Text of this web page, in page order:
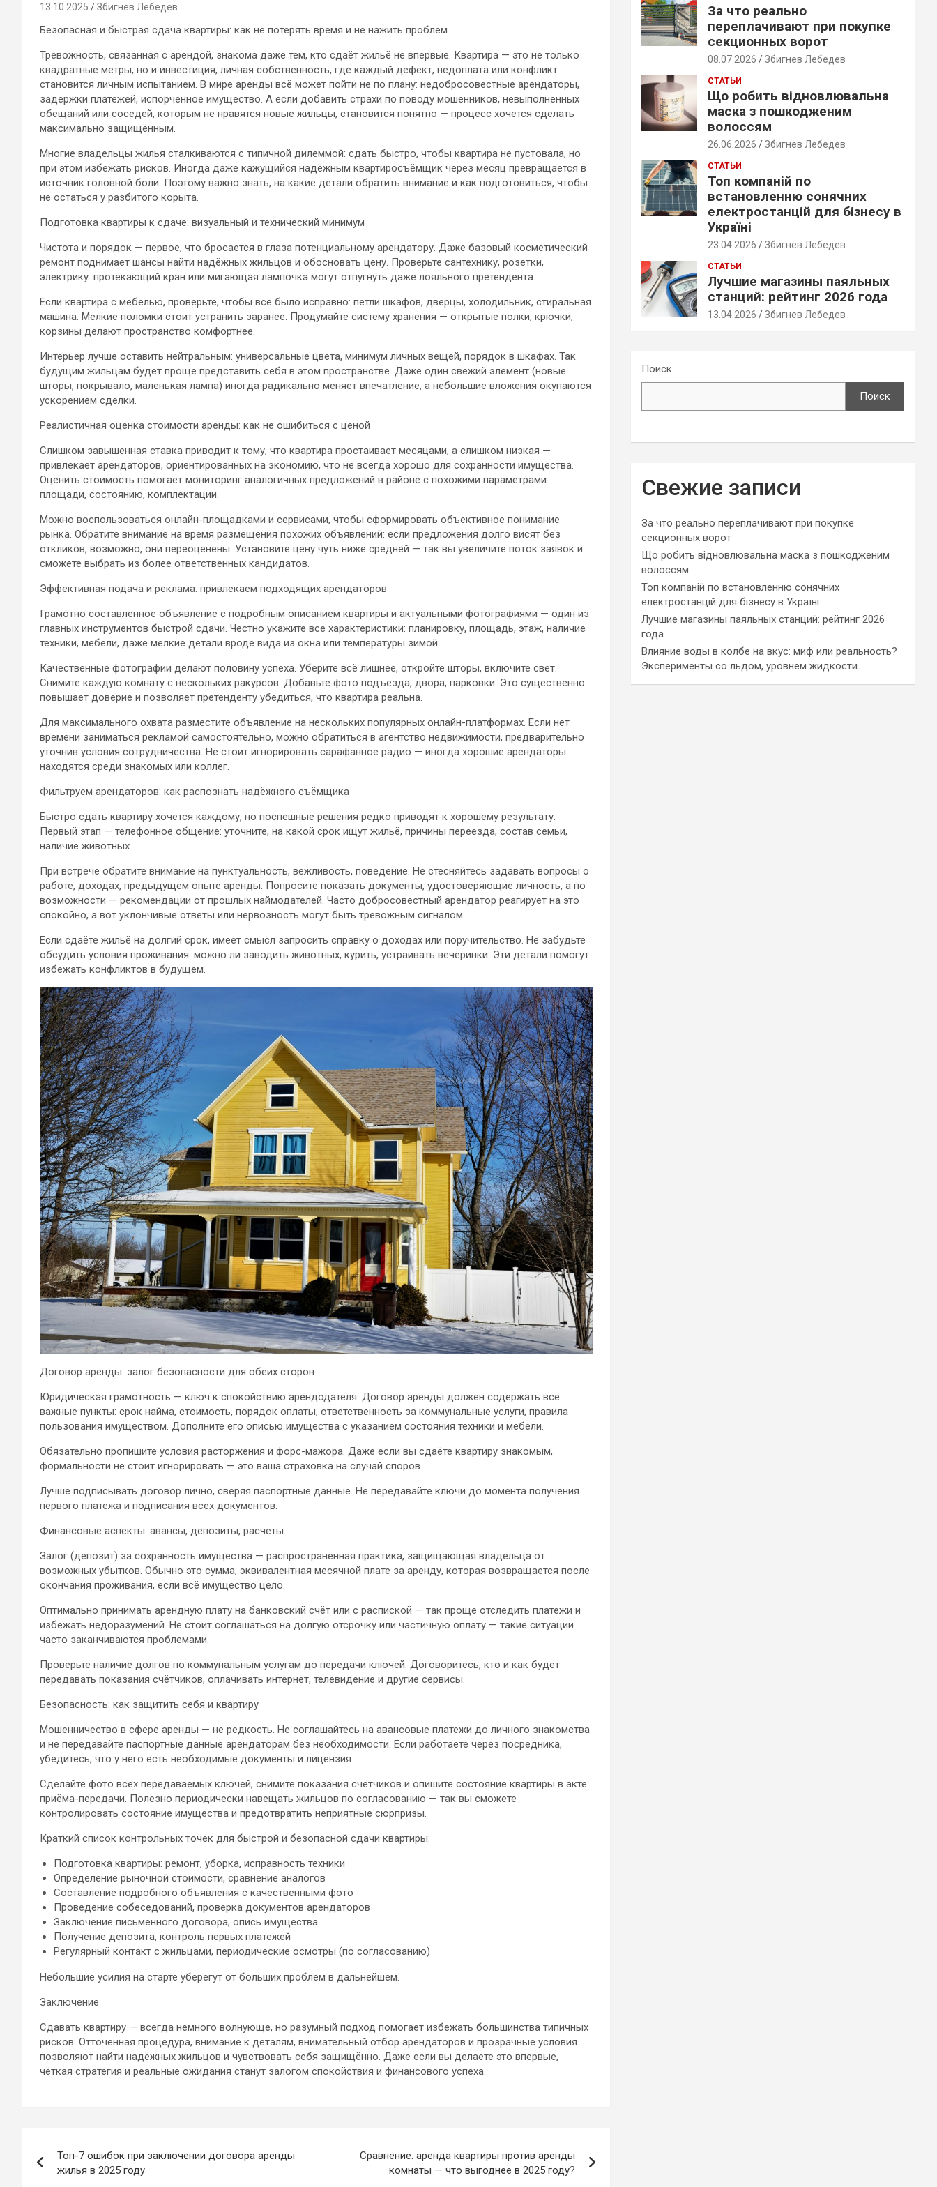
13.10.2025 Збигнев Лебедев
Безопасная и быстрая сдача квартиры: как не потерять время и не нажить проблем
Тревожность, связанная с арендой, знакома даже тем, кто сдаёт жильё не впервые. Квартира — это не только
квадратные метры, но и инвестиция, личная собственность, где каждый дефект, недоплата или конфликт
становится личным испытанием. В мире аренды всё может пойти не по плану: недобросовестные арендаторы,
задержки платежей, испорченное имущество. А если добавить страхи по поводу мошенников, невыполненных
обещаний или соседей, которым не нравятся новые жильцы, становится понятно — процесс хочется сделать
максимально защищённым.
Многие владельцы жилья сталкиваются с типичной дилеммой: сдать быстро, чтобы квартира не пустовала, но
при этом избежать рисков. Иногда даже кажущийся надёжным квартиросъёмщик через месяц превращается в
источник головной боли. Поэтому важно знать, на какие детали обратить внимание и как подготовиться, чтобы
не остаться у разбитого корыта.
Подготовка квартиры к сдаче: визуальный и технический минимум
Чистота и порядок — первое, что бросается в глаза потенциальному арендатору. Даже базовый косметический
ремонт поднимает шансы найти надёжных жильцов и обосновать цену. Проверьте сантехнику, розетки,
электрику: протекающий кран или мигающая лампочка могут отпугнуть даже лояльного претендента.
Если квартира с мебелью, проверьте, чтобы всё было исправно: петли шкафов, дверцы, холодильник, стиральная
машина. Мелкие поломки стоит устранить заранее. Продумайте систему хранения — открытые полки, крючки,
корзины делают пространство комфортнее.
Интерьер лучше оставить нейтральным: универсальные цвета, минимум личных вещей, порядок в шкафах. Так
будущим жильцам будет проще представить себя в этом пространстве. Даже один свежий элемент (новые
шторы, покрывало, маленькая лампа) иногда радикально меняет впечатление, а небольшие вложения окупаются
ускорением сделки.
Реалистичная оценка стоимости аренды: как не ошибиться с ценой
Слишком завышенная ставка приводит к тому, что квартира простаивает месяцами, а слишком низкая —
привлекает арендаторов, ориентированных на экономию, что не всегда хорошо для сохранности имущества.
Оценить стоимость помогает мониторинг аналогичных предложений в районе с похожими параметрами:
площади, состоянию, комплектации.
Можно воспользоваться онлайн-площадками и сервисами, чтобы сформировать объективное понимание
рынка. Обратите внимание на время размещения похожих объявлений: если предложения долго висят без
откликов, возможно, они переоценены. Установите цену чуть ниже средней — так вы увеличите поток заявок и
сможете выбрать из более ответственных кандидатов.
Эффективная подача и реклама: привлекаем подходящих арендаторов
Грамотно составленное объявление с подробным описанием квартиры и актуальными фотографиями — один из
главных инструментов быстрой сдачи. Честно укажите все характеристики: планировку, площадь, этаж, наличие
техники, мебели, даже мелкие детали вроде вида из окна или температуры зимой.
Качественные фотографии делают половину успеха. Уберите всё лишнее, откройте шторы, включите свет.
Снимите каждую комнату с нескольких ракурсов. Добавьте фото подъезда, двора, парковки. Это существенно
повышает доверие и позволяет претенденту убедиться, что квартира реальна.
Для максимального охвата разместите объявление на нескольких популярных онлайн-платформах. Если нет
времени заниматься рекламой самостоятельно, можно обратиться в агентство недвижимости, предварительно
уточнив условия сотрудничества. Не стоит игнорировать сарафанное радио — иногда хорошие арендаторы
находятся среди знакомых или коллег.
Фильтруем арендаторов: как распознать надёжного съёмщика
Быстро сдать квартиру хочется каждому, но поспешные решения редко приводят к хорошему результату.
Первый этап — телефонное общение: уточните, на какой срок ищут жильё, причины переезда, состав семьи,
наличие животных.
При встрече обратите внимание на пунктуальность, вежливость, поведение. Не стесняйтесь задавать вопросы о
работе, доходах, предыдущем опыте аренды. Попросите показать документы, удостоверяющие личность, а по
возможности — рекомендации от прошлых наймодателей. Часто добросовестный арендатор реагирует на это
спокойно, а вот уклончивые ответы или нервозность могут быть тревожным сигналом.
Если сдаёте жильё на долгий срок, имеет смысл запросить справку о доходах или поручительство. Не забудьте
обсудить условия проживания: можно ли заводить животных, курить, устраивать вечеринки. Эти детали помогут
избежать конфликтов в будущем.
Договор аренды: залог безопасности для обеих сторон
Юридическая грамотность — ключ к спокойствию арендодателя. Договор аренды должен содержать все
важные пункты: срок найма, стоимость, порядок оплаты, ответственность за коммунальные услуги, правила
пользования имуществом. Дополните его описью имущества с указанием состояния техники и мебели.
Обязательно пропишите условия расторжения и форс-мажора. Даже если вы сдаёте квартиру знакомым,
формальности не стоит игнорировать — это ваша страховка на случай споров.
Лучше подписывать договор лично, сверяя паспортные данные. Не передавайте ключи до момента получения
первого платежа и подписания всех документов.
Финансовые аспекты: авансы, депозиты, расчёты
Залог (депозит) за сохранность имущества — распространённая практика, защищающая владельца от
возможных убытков. Обычно это сумма, эквивалентная месячной плате за аренду, которая возвращается после
окончания проживания, если всё имущество цело.
Оптимально принимать арендную плату на банковский счёт или с распиской — так проще отследить платежи и
избежать недоразумений. Не стоит соглашаться на долгую отсрочку или частичную оплату — такие ситуации
часто заканчиваются проблемами.
Проверьте наличие долгов по коммунальным услугам до передачи ключей. Договоритесь, кто и как будет
передавать показания счётчиков, оплачивать интернет, телевидение и другие сервисы.
Безопасность: как защитить себя и квартиру
Мошенничество в сфере аренды — не редкость. Не соглашайтесь на авансовые платежи до личного знакомства
и не передавайте паспортные данные арендаторам без необходимости. Если работаете через посредника,
убедитесь, что у него есть необходимые документы и лицензия.
Сделайте фото всех передаваемых ключей, снимите показания счётчиков и опишите состояние квартиры в акте
приёма-передачи. Полезно периодически навещать жильцов по согласованию — так вы сможете
контролировать состояние имущества и предотвратить неприятные сюрпризы.
Краткий список контрольных точек для быстрой и безопасной сдачи квартиры:
Подготовка квартиры: ремонт, уборка, исправность техники
Определение рыночной стоимости, сравнение аналогов
Составление подробного объявления с качественными фото
Проведение собеседований, проверка документов арендаторов
Заключение письменного договора, опись имущества
Получение депозита, контроль первых платежей
Регулярный контакт с жильцами, периодические осмотры (по согласованию)
Небольшие усилия на старте уберегут от больших проблем в дальнейшем.
Заключение
Сдавать квартиру — всегда немного волнующе, но разумный подход помогает избежать большинства типичных
рисков. Отточенная процедура, внимание к деталям, внимательный отбор арендаторов и прозрачные условия
позволяют найти надёжных жильцов и чувствовать себя защищённо. Даже если вы делаете это впервые,
чёткая стратегия и реальные ожидания станут залогом спокойствия и финансового успеха.
по
Топ-7 ошибок при заключении договора аренды
жилья в 2025 году
Сравнение: аренда квартиры против аренды
комнаты — что выгоднее в 2025 году?
За что реально
переплачивают при покупке
секционных ворот
08.07.2026 Збигнев Лебедев
СТАТЬИ
Що робить відновлювальна
маска з пошкодженим
волоссям
26.06.2026 Збигнев Лебедев
СТАТЬИ
Топ компаній по
встановленню сонячних
електростанцій для бізнесу в
Україні
23.04.2026 Збигнев Лебедев
СТАТЬИ
Лучшие магазины паяльных
станций: рейтинг 2026 года
13.04.2026 Збигнев Лебедев
Поиск
Поиск
Свежие записи
За что реально переплачивают при покупке
секционных ворот
Що робить відновлювальна маска з пошкодженим
волоссям
Топ компаній по встановленню сонячних
електростанцій для бізнесу в Україні
Лучшие магазины паяльных станций: рейтинг 2026
года
Влияние воды в колбе на вкус: миф или реальность?
Эксперименты со льдом, уровнем жидкости